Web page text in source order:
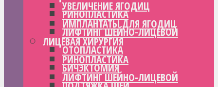
РИНОПЛАСТИКА
ЛИФТИНГ ШЕЙНО-ЛИЦЕВОЙ
ОТОПЛАСТИКА
БИЧЭКТОМИЯ
УВЕЛИЧЕНИЕ ЯГОДИЦ
ИМПЛАНТАТЫ ДЛЯ ЯГОДИЦ
ЛИЦЕВАЯ ХИРУРГИЯ
РИНОПЛАСТИКА
ЛИФТИНГ ШЕЙНО-ЛИЦЕВОЙ